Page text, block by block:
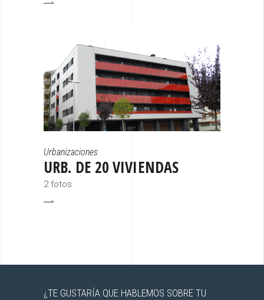
Urbanizaciones
URB. DE 20 VIVIENDAS
2 fotos
¿TE GUSTARÍA QUE HABLEMOS SOBRE TU